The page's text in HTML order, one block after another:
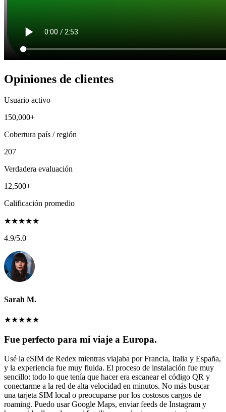
Opiniones de clientes
Usuario activo
150,000+
Cobertura país / región
207
Verdadera evaluación
12,500+
Calificación promedio
★★★★★
4.9/5.0
Sarah M.
★★★★★
Fue perfecto para mi viaje a Europa.
Usé la eSIM de Redex mientras viajaba por Francia, Italia y España,
y la experiencia fue muy fluida. El proceso de instalación fue muy
sencillo: todo lo que tenía que hacer era escanear el código QR y
conectarme a la red de alta velocidad en minutos. No más buscar
una tarjeta SIM local o preocuparse por los costosos cargos de
roaming. Puedo usar Google Maps, enviar feeds de Instagram y